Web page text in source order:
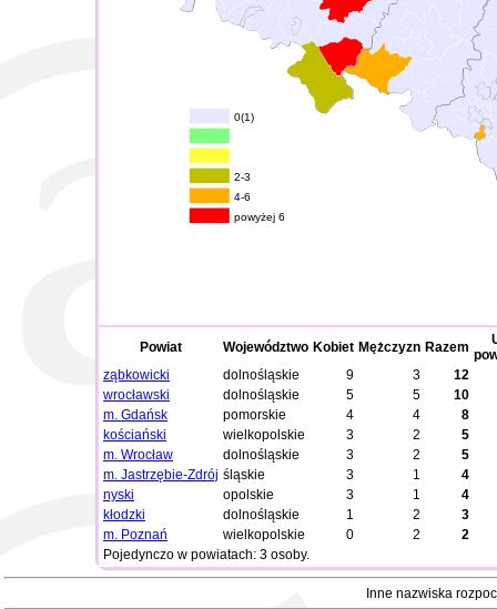
0(1)
2-3
4-6
powyżej 6
Powiat Województwo Kobiet Mężczyzn Razem
ząbkowicki
dolnośląskie 9 3
12
wrocławski
dolnośląskie 5 5
10
m. Gdańsk
pomorskie 4 4
8
kościański
wielkopolskie 3 2
5
m. Wrocław
dolnośląskie 3 2
5
m. Jastrzębie-Zdrój śląskie 3 1
4
nyski
opolskie 3 1
4
kłodzki
dolnośląskie 1 2
3
m. Poznań
wielkopolskie 0 2
2
Pojedynczo w powiatach: 3 osoby.
Inne nazwiska